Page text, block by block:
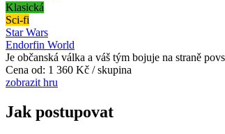
Klasická
Sci-fi
Star Wars
Endorfin World
Je občanská válka a váš tým bojuje na straně
Cena od: 1 360 Kč / skupina
zobrazit hru
Jak postupovat